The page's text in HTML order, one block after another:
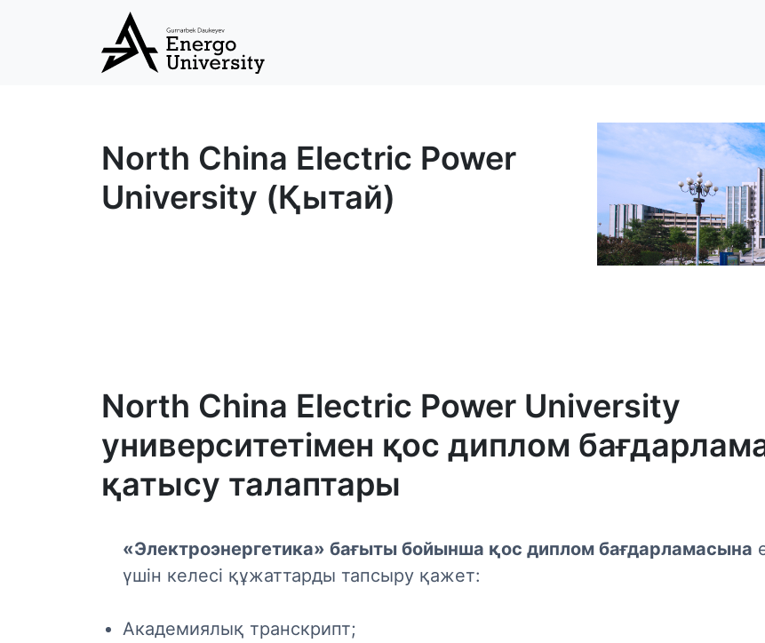
North China Electric Power
University (Қытай)
North China Electric Power University
университетімен қос диплом
қатысу талаптары
«Электроэнергетика» бағыты бойынша қос диплом бағдарламасына
үшін келесі құжаттарды тапсыру қажет:
Академиялық транскрипт;